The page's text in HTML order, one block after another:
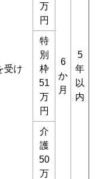
受け
万
円
6
か
月
5
年
以
内
特
別
枠
51
万
円
介
護
50
万